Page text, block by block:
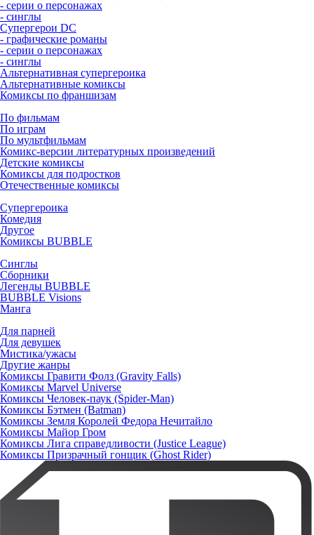
- серии о персонажах
- синглы
Супергерои DC
- графические романы
- серии о персонажах
- синглы
Альтернативная супергероика
Альтернативные комиксы
Комиксы по франшизам
По фильмам
По играм
По мультфильмам
Комикс-версии литературных произведений
Детские комиксы
Комиксы для подростков
Отечественные комиксы
Супергероика
Комедия
Другое
Комиксы BUBBLE
Синглы
Сборники
Легенды BUBBLE
BUBBLE Visions
Манга
Для парней
Для девушек
Мистика/ужасы
Другие жанры
Комиксы Гравити Фолз (Gravity Falls)
Комиксы Marvel Universe
Комиксы Человек-паук (Spider-Man)
Комиксы Бэтмен (Batman)
Комиксы Земля Королей Федора Нечитайло
Комиксы Майор Гром
Комиксы Лига справедливости (Justice League)
Комиксы Призрачный гонщик (Ghost Rider)